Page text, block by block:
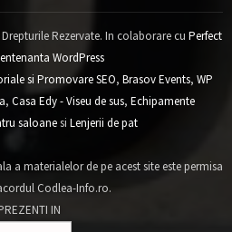
Rezervate. In colaborare cu Perfect
WordPress
si Promovare SEO, Brasov Events, WP
, Casa Edy - Viseu de sus, Echipamente
saloanesi Lenjerii de pat
a materialelor de pe acest site este permisa
Codlea-Info.ro.
IN